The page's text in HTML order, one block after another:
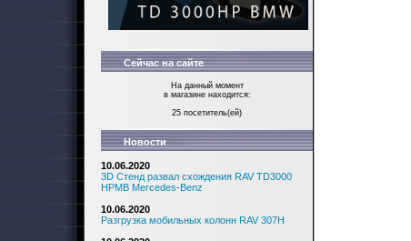
Сейчас на сайте
На данный момент
в магазине находится:
25 посетитель(ей)
Новости
10.06.2020
3D Стенд развал схождения RAV TD3000
HPMB Mercedes-Benz
10.06.2020
Разгрузка мобильных колонн RAV 307H